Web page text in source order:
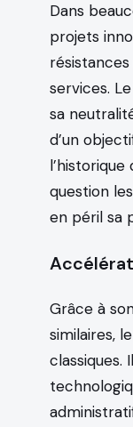
Dans
projets
services.
sa
d’un
question
en péril sa
Grâce à
similaires,
classiques.